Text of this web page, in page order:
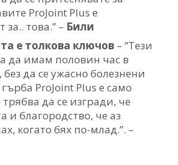
ProJoint Plus е
това.” – Били
е толкова ключов – “Тези
да имам половин час в
да се ужасно болезнени
ProJoint Plus е само
трябва да се изгради, че
и благородство, че аз
когато бях по-млад.”. –